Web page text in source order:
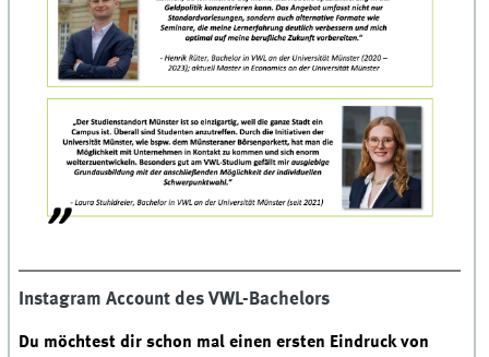
Instagram Account des VWL-Bachelors
Du möchtest dir schon mal einen ersten Eindruck von